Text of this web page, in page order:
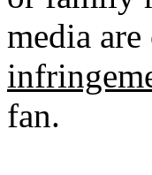
media
fan.